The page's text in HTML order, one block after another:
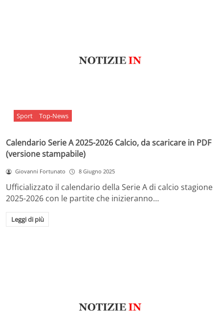
Sport Top-News
Calendario Serie A 2025-2026 Calcio, da scaricare in PDF
(versione stampabile)
Giovanni Fortunato 8 Giugno 2025
Ufficializzato il calendario della Serie A di calcio stagione
2025-2026 con le partite che inizieranno…
Leggi di più